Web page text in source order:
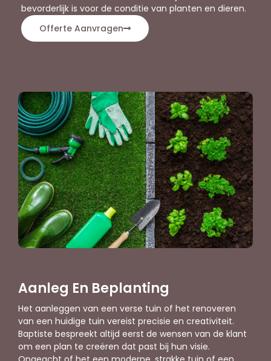
bevorderlijk is voor de conditie van planten en dieren.
Offerte Aanvragen
Aanleg En Beplanting
Het aanleggen van een verse tuin of het renoveren
van een huidige tuin vereist precisie en creativiteit.
Baptiste bespreekt altijd eerst de wensen van de klant
om een plan te creëren dat past bij hun visie.